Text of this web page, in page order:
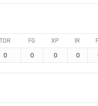
TDR FG XP IR
0 0 0 0